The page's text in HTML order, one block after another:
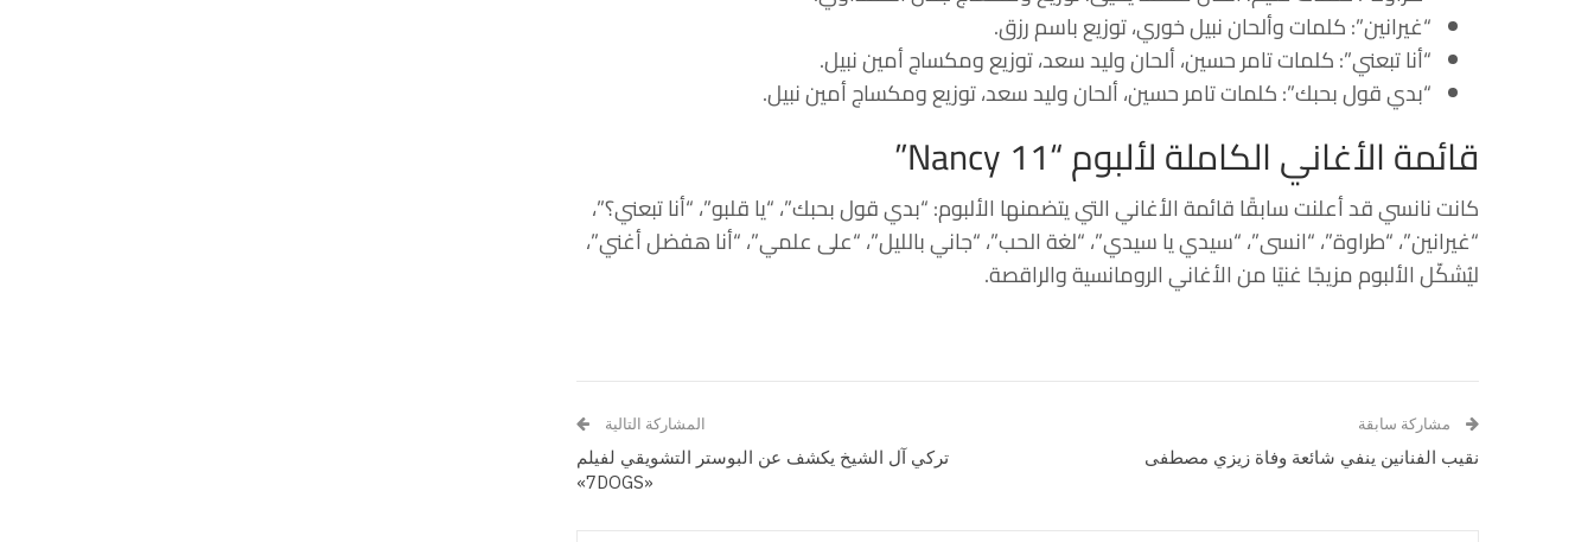
“غيرانين”: كلمات وألحاننبيل خوري، توزيعباسم رزق.
“أنا تبعني”: كلماتتامر حسين، ألحانوليد سعد، توزيع ومكساجأمين نبيل.
“بدي قول بحبك”: كلماتتامر حسين، ألحانوليد سعد، توزيع ومكساجأمين نبيل.
قائمة الأغاني الكاملة لألبوم “Nancy 11”
كانت نانسي قد أعلنت سابقًا قائمة الأغاني التي يتضمنها الألبوم: “بدي قول بحبك”، “يا قلبو”، “أنا تبعني؟”،
“غيرانين”، “طراوة”، “انسى”، “سيدي يا سيدي”، “لغة الحب”، “جاني بالليل”، “على علمي”، “أنا هفضل أغني”،
ليُشكّل الألبوم مزيجًا غنيًا من الأغاني الرومانسية والراقصة.
مشاركة سابقة
نقيب الفنانين ينفي شائعة وفاة زيزي مصطفى
المشاركة التالية
تركي آل الشيخ يكشف عن البوستر التشويقي لفيلم
«7DOGS»